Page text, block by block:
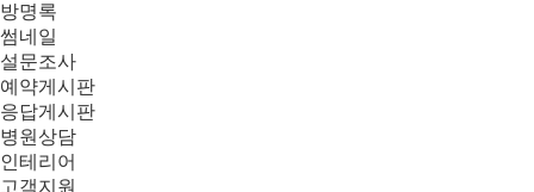
방명록
썸네일
설문조사
예약게시판
응답게시판
병원상담
인테리어
고객지원